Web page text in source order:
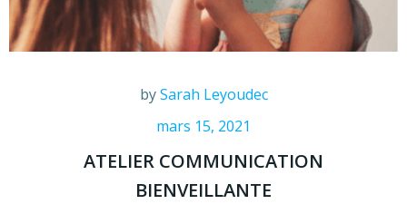
bySarah Leyoudec
mars 15, 2021
ATELIER COMMUNICATION
BIENVEILLANTE